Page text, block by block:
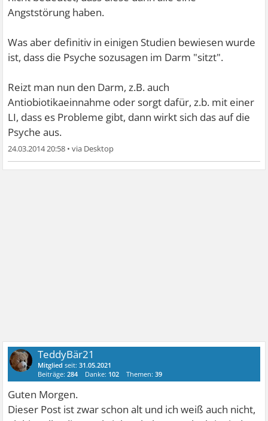
Angststörung haben.
Was aber definitiv in einigen Studien bewiesen wurde
ist, dass die Psyche sozusagen im Darm "sitzt".
Reizt man nun den Darm, z.B. auch
Antiobiotikaeinnahme oder sorgt dafür, z.b. mit einer
LI, dass es Probleme gibt, dann wirkt sich das auf die
Psyche aus.
24.03.2014 20:58 •
TeddyBär21
Mitglied seit:31.05.2021
Beiträge:284 Danke: 102 Themen:39
Guten Morgen.
Dieser Post ist zwar schon alt und ich weiß auch nicht,